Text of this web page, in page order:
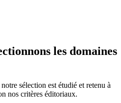
les domaines
sélection est étudié et retenu à
nos critères éditoriaux.